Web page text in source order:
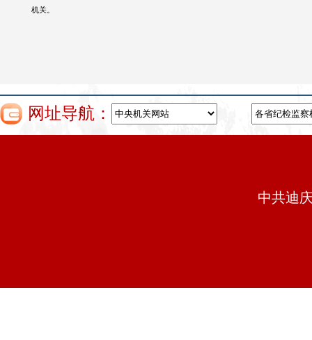
机关。
网址导航：
中共迪